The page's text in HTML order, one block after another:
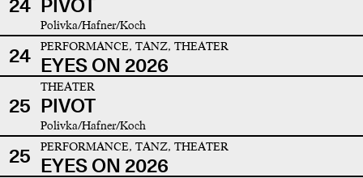
24 PIVOT
Polivka/Hafner/Koch
24 PERFORMANCE, TANZ, THEATER
EYES ON 2026
25
THEATER
PIVOT
Polivka/Hafner/Koch
25 PERFORMANCE, TANZ, THEATER
EYES ON 2026